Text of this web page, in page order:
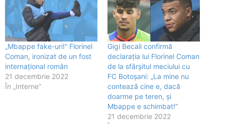
„Mbappe fake-uri!” Florinel
Coman, ironizat de un fost
internațional român
21 decembrie 2022
În „Interne”
Gigi Becali confirmă
declarația lui Florinel Coman
de la sfârșitul meciului cu
FC Botoșani: „La mine nu
contează cine e, dacă
doarme pe teren, și
Mbappe e schimbat!”
21 decembrie 2022